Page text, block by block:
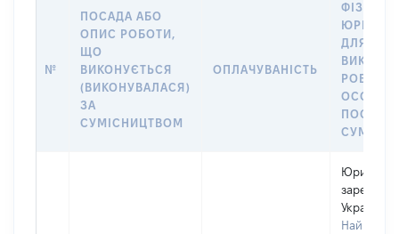
№
ПОСАДА АБО
ОПИС РОБОТИ,
ЩО
ВИКОНУЄТЬСЯ
(ВИКОНУВАЛАСЯ)
ЗА
СУМІСНИЦТВОМ
ОПЛАЧУВАНІСТЬ
ДЛЯ
РОБОТА
ОСОБА
ПОСАДУ
Україні